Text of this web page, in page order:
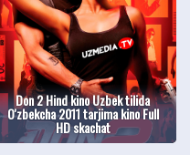
Don 2 Hind kino Uzbek tilida
O'zbekcha 2011 tarjima kino Full
HD skachat